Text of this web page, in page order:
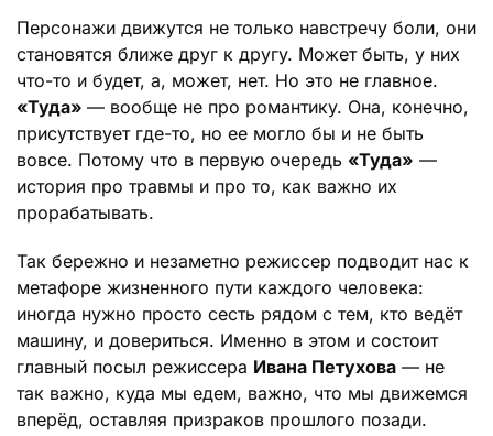
Персонажи движутся не только навстречу боли, они
становятся ближе друг к другу. Может быть, у них
что-то и будет, а, может, нет. Но это не главное.
«Туда» — вообще не про романтику. Она, конечно,
присутствует где-то, но ее могло бы и не быть
вовсе. Потому что в первую очередь «Туда» —
история про травмы и про то, как важно их
прорабатывать.
Так бережно и незаметно режиссер подводит нас к
метафоре жизненного пути каждого человека:
иногда нужно просто сесть рядом с тем, кто ведёт
машину, и довериться. Именно в этом и состоит
главный посыл режиссера Ивана Петухова — не
так важно, куда мы едем, важно, что мы движемся
вперёд, оставляя призраков прошлого позади.